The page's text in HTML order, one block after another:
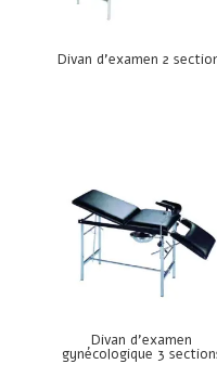
Divan d’examen 2
Divan d’examen
gynécologique 3